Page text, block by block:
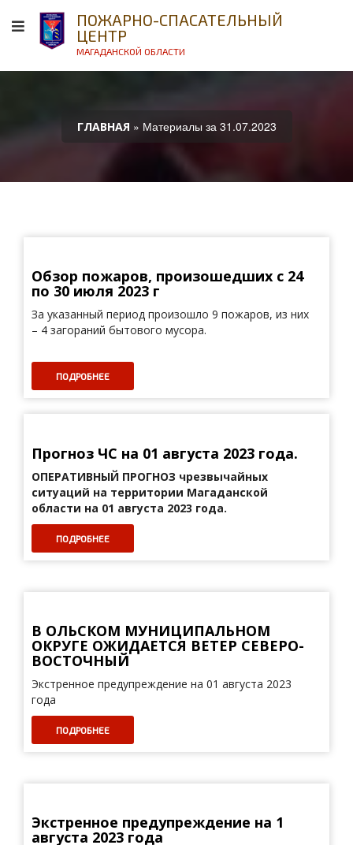
ПОЖАРНО-СПАСАТЕЛЬНЫЙ
ЦЕНТР
МАГАДАНСКОЙ ОБЛАСТИ
ГЛАВНАЯ » Материалы за 31.07.2023
Обзор пожаров, произошедших с 24
по 30 июля 2023 г
За указанный период произошло 9 пожаров, из них
– 4 загораний бытового мусора.
ПОДРОБНЕЕ
Прогноз ЧС на 01 августа 2023 года.
ОПЕРАТИВНЫЙ ПРОГНОЗ чрезвычайных
ситуаций на территории Магаданской
области на 01 августа 2023 года.
ПОДРОБНЕЕ
В ОЛЬСКОМ МУНИЦИПАЛЬНОМ
ОКРУГЕ ОЖИДАЕТСЯ ВЕТЕР СЕВЕРО-
ВОСТОЧНЫЙ
Экстренное предупреждение на 01 августа 2023
года
ПОДРОБНЕЕ
Экстренное предупреждение на 1
августа 2023 года